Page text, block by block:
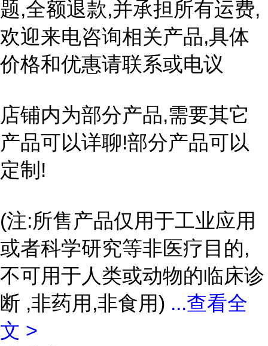
题,全额退款,并承担所有运费,
欢迎来电咨询相关产品,具体
价格和优惠请联系或电议
店铺内为部分产品,需要其它
产品可以详聊!部分产品可以
定制!
(注:所售产品仅用于工业应用
或者科学研究等非医疗目的,
不可用于人类或动物的临床诊
断 ,非药用,非食用) ...查看全
文 >